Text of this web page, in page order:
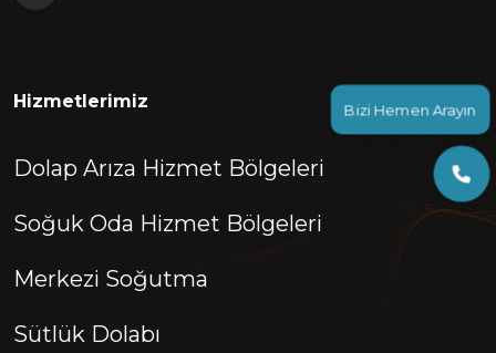
Bizi Hemen Arayın
Hizmetlerimiz
Dolap Arıza Hizmet Bölgeleri
Soğuk Oda Hizmet Bölgeleri
Merkezi Soğutma
Sütlük Dolabı